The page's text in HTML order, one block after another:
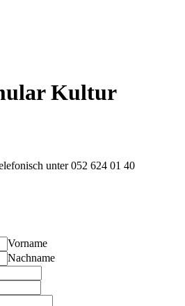
Kultur
unter 052 624 01 40
Vorname
Nachname